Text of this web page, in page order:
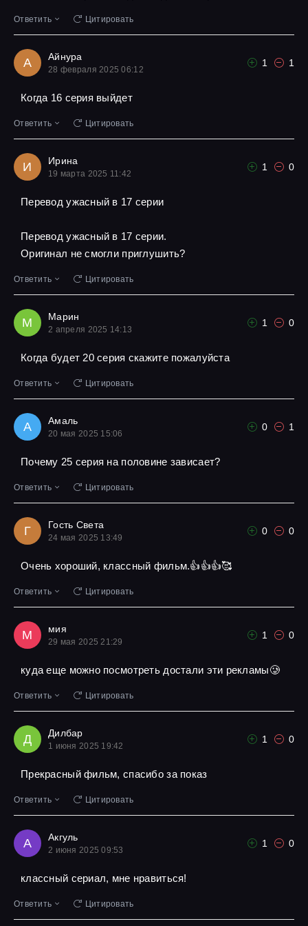
Ответить Цитировать
А Айнура
28 февраля 2025 06:12
1 1
Когда 16 серия выйдет
Ответить Цитировать
И Ирина
19 марта 2025 11:42
1 0
Перевод ужасный в 17 серии
Перевод ужасный в 17 серии.
Оригинал не смогли приглушить?
Ответить Цитировать
М Марин
2 апреля 2025 14:13
1 0
Когда будет 20 серия скажите пожалуйста
Ответить Цитировать
А Амаль
20 мая 2025 15:06
0 1
Почему 25 серия на половине зависает?
Ответить Цитировать
Г Гость Света
24 мая 2025 13:49
0 0
Очень хороший, классный фильм.👍👍👍🥰
Ответить Цитировать
М мия
29 мая 2025 21:29
1 0
куда еще можно посмотреть достали эти рекламы🥲
Ответить Цитировать
Д Дилбар
1 июня 2025 19:42
1 0
Прекрасный фильм, спасибо за показ
Ответить Цитировать
А Акгуль
2 июня 2025 09:53
1 0
классный сериал, мне нравиться!
Ответить Цитировать